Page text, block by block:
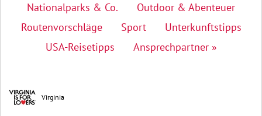
Nationalparks & Co.
Outdoor & Abenteuer
Routenvorschläge
Sport
Unterkunftstipps
USA-Reisetipps
Ansprechpartner »
Virginia